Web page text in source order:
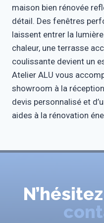
maison bien rénovée
détail. Des fenêtres
laissent entrer la
chaleur, une terrasse
coulissante devient un
Atelier ALU vous
showroom à la
devis personnalisé et
aides à la rénovation